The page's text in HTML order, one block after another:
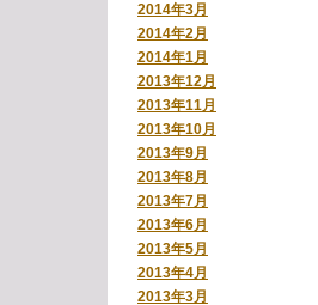
2014年3月
2014年2月
2014年1月
2013年12月
2013年11月
2013年10月
2013年9月
2013年8月
2013年7月
2013年6月
2013年5月
2013年4月
2013年3月